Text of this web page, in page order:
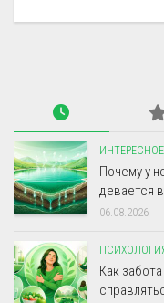
ИНТЕРЕСНОЕ
Почему у
девается
06.08.2026
Как